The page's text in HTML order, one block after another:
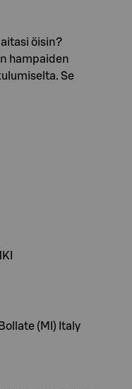
öisin?
hampaiden
Se
(MI) Italy